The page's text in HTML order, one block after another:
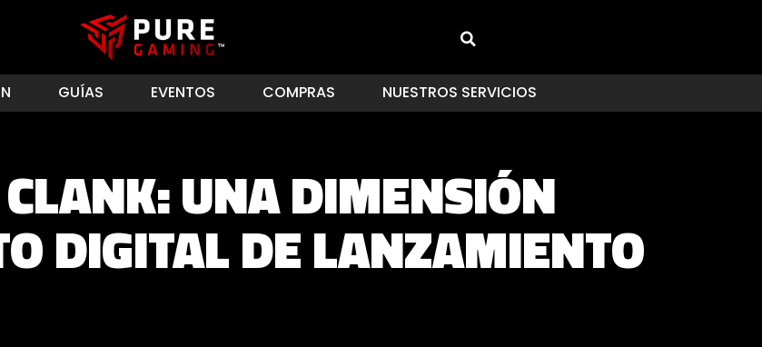
GUÍAS EVENTOS COMPRAS NUESTROS SERVICIOS
UNA DIMENSIÓN
DIGITAL DE LANZAMIENTO